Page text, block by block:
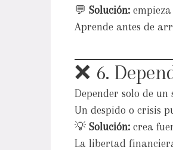
💬 Solución:empieza
Aprende antes de
❌ 6.
Depender solo de un
Un despido o crisis
💡 Solución:crea
La libertad